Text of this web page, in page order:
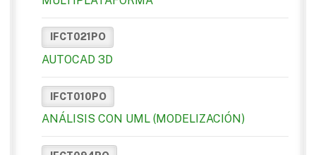
IFCT021PO
AUTOCAD 3D
IFCT010PO
ANÁLISIS CON UML (MODELIZACIÓN)